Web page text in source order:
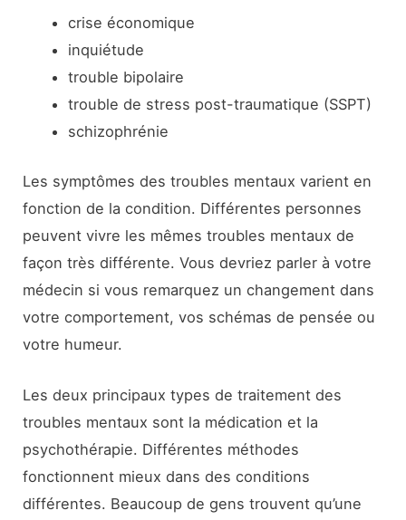
crise économique
inquiétude
trouble bipolaire
trouble de stress post-traumatique (SSPT)
schizophrénie
Les symptômes des troubles mentaux varient en
fonction de la condition. Différentes personnes
peuvent vivre les mêmes troubles mentaux de
façon très différente. Vous devriez parler à votre
médecin si vous remarquez un changement dans
votre comportement, vos schémas de pensée ou
votre humeur.
Les deux principaux types de traitement des
troubles mentaux sont la médication et la
psychothérapie. Différentes méthodes
fonctionnent mieux dans des conditions
différentes. Beaucoup de gens trouvent qu’une